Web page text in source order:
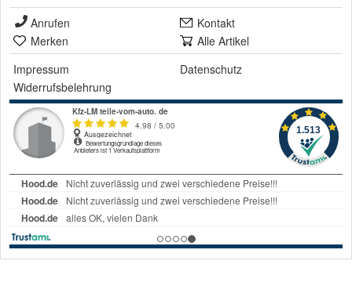
Anrufen
Kontakt
Merken
Alle Artikel
Impressum
Datenschutz
Widerrufsbelehrung